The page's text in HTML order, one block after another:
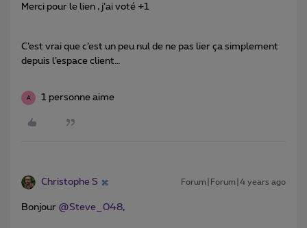
Merci pour le lien , j’ai voté +1
C’est vrai que c’est un peu nul de ne pas lier ça simplement
depuis l’espace client…
A 1 personne aime
Christophe S Forum|Forum|4 years ago
Bonjour @Steve_048,